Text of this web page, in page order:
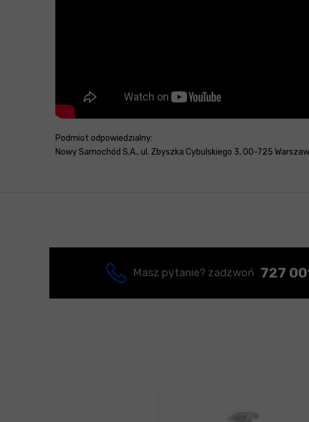
Podmiot odpowiedzialny:
Nowy Samochód S.A., ul. Zbyszka Cybulskiego 3, 00-725
Masz pytanie? zadzwoń 727